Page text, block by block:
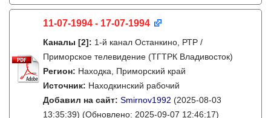
11-07-1994 - 17-07-1994
Каналы [2]: 1-й канал Останкино, РТР /
Приморское телевидение (ТГТРК Владивосток)
Регион: Находка, Приморский край
Источник: Находкинский рабочий
Добавил на сайт: Smirnov1992 (2025-08-03
13:35:39) (Обновлено: 2025-09-07 12:46:17)